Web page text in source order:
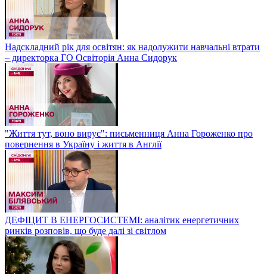
Надскладний рік для освітян: як надолужити навчальні втрати
– директорка ГО Освіторія Анна Сидорук
"Життя тут, воно вирує": письменниця Анна Гороженко про
повернення в Україну і життя в Англії
ДЕФІЦИТ В ЕНЕРГОСИСТЕМІ: аналітик енергетичних
ринків розповів, що буде далі зі світлом